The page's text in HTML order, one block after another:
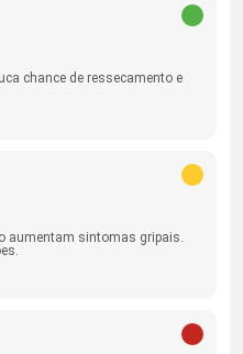
chance de ressecamento e
aumentam sintomas gripais.